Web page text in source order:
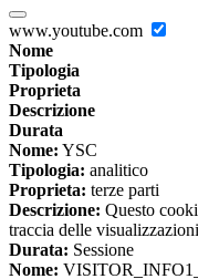
www.youtube.com
Nome
Tipologia
Proprieta
Descrizione
Durata
Nome: YSC
Tipologia: analitico
Proprieta: terze parti
Descrizione: Questo
traccia delle
Durata: Sessione
Nome: